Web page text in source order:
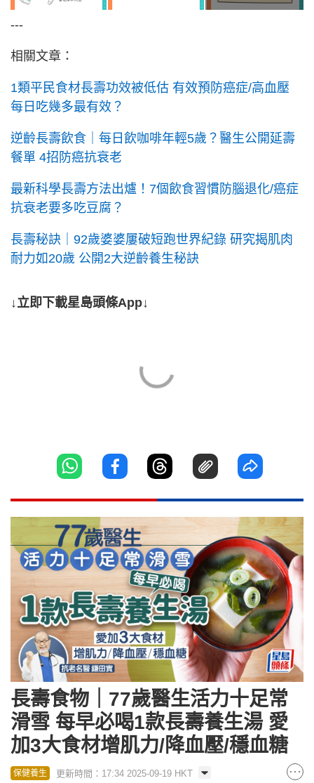
---
相關文章：
1類平民食材長壽功效被低估 有效預防癌症/高血壓
每日吃幾多最有效？
逆齡長壽飲食｜每日飲咖啡年輕5歲？醫生公開延壽
餐單 4招防癌抗衰老
最新科學長壽方法出爐！7個飲食習慣防腦退化/癌症
抗衰老要多吃豆腐？
長壽秘訣｜92歲婆婆屢破短跑世界紀錄 研究揭肌肉
耐力如20歲 公開2大逆齡養生秘訣
↓立即下載星島頭條App↓
長壽食物｜77歲醫生活力十足常
滑雪 每早必喝1款長壽養生湯 愛
加3大食材增肌力/降血壓/穩血糖
保健養生 更新時間：17:34 2025-09-19 HKT